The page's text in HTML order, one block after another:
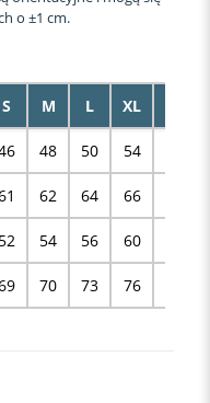
o ±1 cm.
S M L XL
48 50 54
62 64 66
52 54 56 60
70 73 76